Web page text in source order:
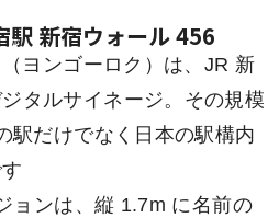
新宿ウォール 456
ヨンゴーロク）は、JR 新
タルサイネージ。その規模
駅だけでなく日本の駅構内
ョンは、縦 1.7m に名前の